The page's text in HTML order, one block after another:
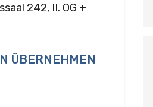
242, II. OG +
ÜBERNEHMEN